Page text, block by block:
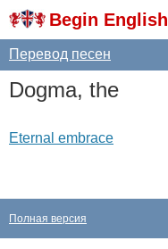
Begin English
Перевод песен
Dogma, the
Eternal embrace
Полная версия